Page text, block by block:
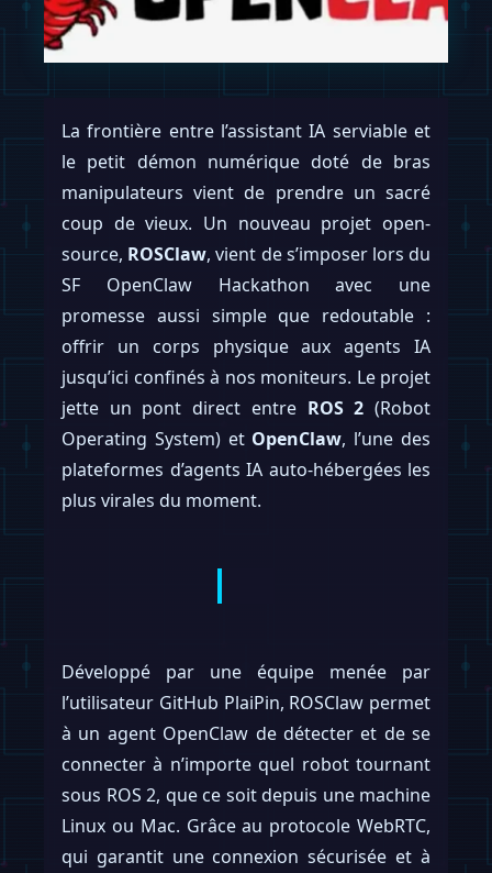
La frontière entre l’assistant IA serviable et
le petit démon numérique doté de bras
manipulateurs vient de prendre un sacré
coup de vieux. Un nouveau projet open-
source, ROSClaw, vient de s’imposer lors du
SF OpenClaw Hackathon avec une
promesse aussi simple que redoutable :
offrir un corps physique aux agents IA
jusqu’ici confinés à nos moniteurs. Le projet
jette un pont direct entre ROS 2 (Robot
Operating System) et OpenClaw, l’une des
plateformes d’agents IA auto-hébergées les
plus virales du moment.
Développé par une équipe menée par
l’utilisateur GitHub PlaiPin, ROSClaw permet
à un agent OpenClaw de détecter et de se
connecter à n’importe quel robot tournant
sous ROS 2, que ce soit depuis une machine
Linux ou Mac. Grâce au protocole WebRTC,
qui garantit une connexion sécurisée et à